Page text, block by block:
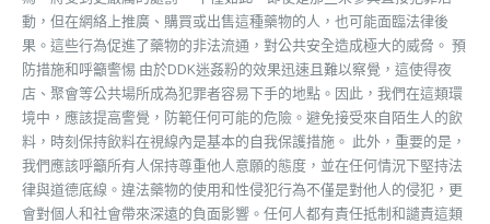
動，但在網絡上推廣、購買或出售這種藥物的人，也可能面臨法律後
果。這些行為促進了藥物的非法流通，對公共安全造成極大的威脅。 預
防措施和呼籲警惕 由於DDK迷姦粉的效果迅速且難以察覺，這使得夜
店、聚會等公共場所成為犯罪者容易下手的地點。因此，我們在這類環
境中，應該提高警覺，防範任何可能的危險。避免接受來自陌生人的飲
料，時刻保持飲料在視線內是基本的自我保護措施。 此外，重要的是，
我們應該呼籲所有人保持尊重他人意願的態度，並在任何情況下堅持法
律與道德底線。違法藥物的使用和性侵犯行為不僅是對他人的侵犯，更
會對個人和社會帶來深遠的負面影響。任何人都有責任抵制和譴責這類